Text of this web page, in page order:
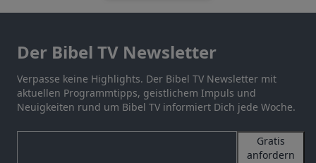
Der Bibel TV Newsletter
Verpasse keine Highlights. Der Bibel TV Newsletter mit
aktuellen Programmtipps, geistlichem Impuls und
Neuigkeiten rund um Bibel TV informiert Dich jede Woche.
Gratis
anfordern